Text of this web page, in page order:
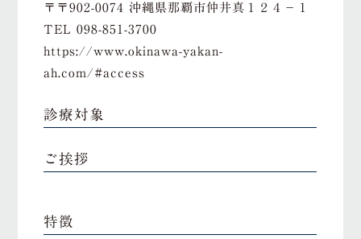
〒〒902-0074 沖縄県那覇市仲井真１２４−１
TEL098-851-3700
https://www.okinawa-yakan-
ah.com/#access
診療対象
ご挨拶
特徴